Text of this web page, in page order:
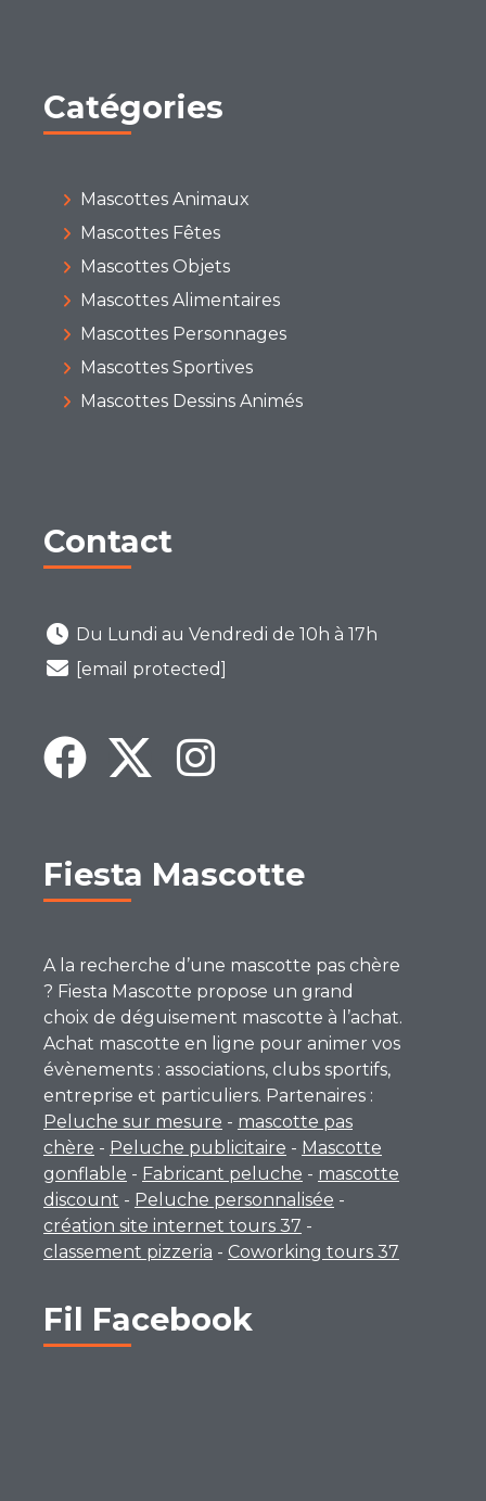
Catégories
Mascottes Animaux
Mascottes Fêtes
Mascottes Objets
Mascottes Alimentaires
Mascottes Personnages
Mascottes Sportives
Mascottes Dessins Animés
Contact
Du Lundi au Vendredi de 10h à 17h
[email protected]
Fiesta Mascotte
A la recherche d’une mascotte pas chère
? Fiesta Mascotte propose un grand
choix de déguisement mascotte à l’achat.
Achat mascotte en ligne pour animer vos
évènements : associations, clubs sportifs,
entreprise et particuliers. Partenaires :
Peluche sur mesure - mascotte pas
chère - Peluche publicitaire - Mascotte
gonflable - Fabricant peluche - mascotte
discount - Peluche personnalisée -
création site internet tours 37 -
classement pizzeria - Coworking tours 37
Fil Facebook